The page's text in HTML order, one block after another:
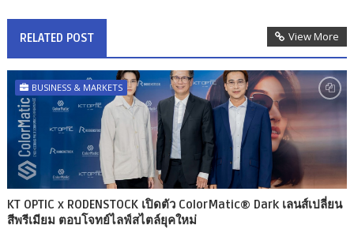
RELATED POST View More
BUSINESS & MARKETS
KT OPTIC x RODENSTOCK เปิดตัว ColorMatic® Dark เลนส์เปลี่ยน
สีพรีเมียม ตอบโจทย์ไลฟ์สไตล์ยุคใหม่